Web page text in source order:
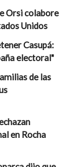
Orsi colabore
Unidos
Casupá:
electoral"
de las
en Rocha